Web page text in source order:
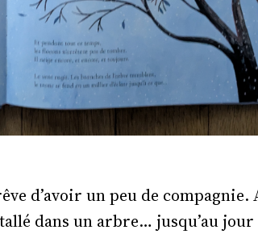
d’avoir un peu de compagnie.
dans un arbre… jusqu’au jour